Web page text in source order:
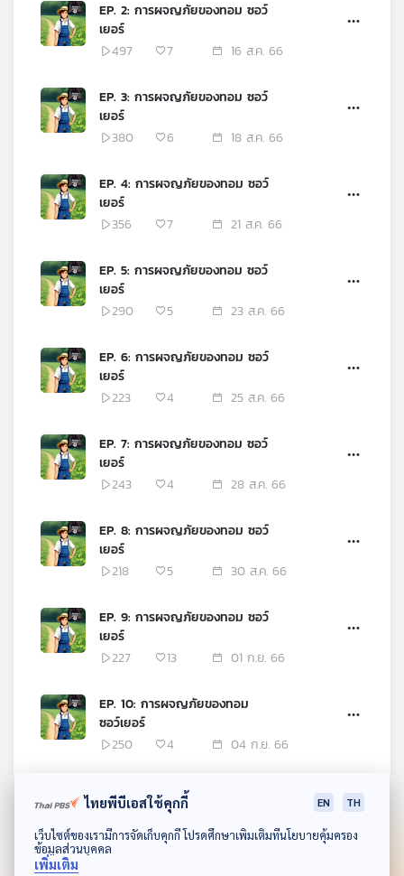
เครือ
แผนที่
ดาวน์โหลด Thai PBS Podcast Application
EP. 2: การผจญภัยของทอม ซอว์
เยอร์
497
7 16 ส.ค. 66
EP. 3: การผจญภัยของทอม ซอว์
เยอร์
380
6 18 ส.ค. 66
EP. 4: การผจญภัยของทอม ซอว์
เยอร์
356
7 21 ส.ค. 66
EP. 5: การผจญภัยของทอม ซอว์
เยอร์
290
5 23 ส.ค. 66
EP. 6: การผจญภัยของทอม ซอว์
เยอร์
223
4 25 ส.ค. 66
EP. 7: การผจญภัยของทอม ซอว์
เยอร์
243
4 28 ส.ค. 66
EP. 8: การผจญภัยของทอม ซอว์
เยอร์
218
5 30 ส.ค. 66
EP. 9: การผจญภัยของทอม ซอว์
เยอร์
227
13 01 ก.ย. 66
EP. 10: การผจญภัยของทอม
ซอว์เยอร์
250
4 04 ก.ย. 66
EP. 11: การผจญภัยของทอม ซอว์
เยอร์
251
3 06 ก.ย. 66
ไทยพีบีเอสใช้คุกกี้ EN TH
เว็บไซต์ของเรามีการจัดเก็บคุกกี้ โปรดศึกษาเพิ่มเติมที่นโยบายคุ้มครอง
ข้อมูลส่วนบุคคล
เพิ่มเติม